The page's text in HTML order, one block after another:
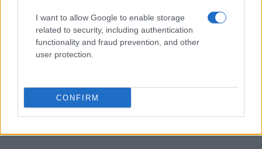
I want to allow Google to enable storage
related to security, including authentication
functionality and fraud prevention, and other
user protection.
CONFIRM
l'attenzione al paesaggio e conserva un
taccuino logoro con mappe disegnate a
mano.